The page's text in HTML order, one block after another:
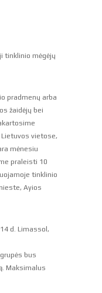
tinklinio mėgėjų
pradmenų arba
žaidėjų bei
vietose,
mėnesiu
praleisti 10
tinklinio
Ayios
d. Limassol,
bus
Maksimalus